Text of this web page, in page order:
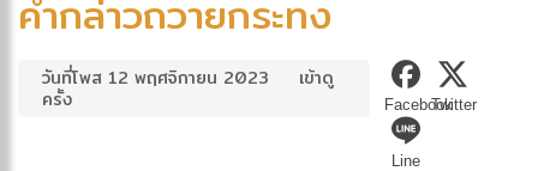
คำกล่าวถวายกระทง
วันที่โพส 12 พฤศจิกายน 2023
เข้าดู
ครั้ง
FacebookTwitter
Line